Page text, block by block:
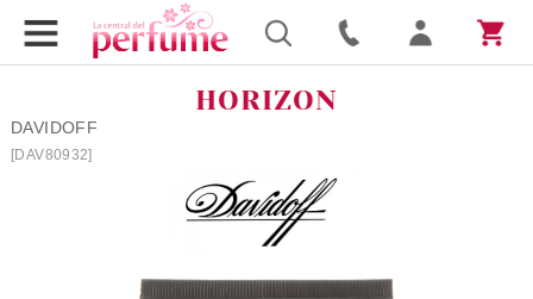
HORIZON
DAVIDOFF
[DAV80932]